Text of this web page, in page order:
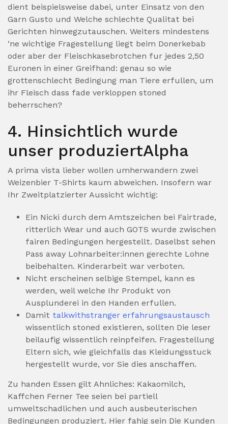
dient beispielsweise dabei, unter Einsatz von den
Garn Gusto und Welche schlechte Qualitat bei
Gerichten hinwegzutauschen. Weiters mindestens
‘ne wichtige Fragestellung liegt beim Donerkebab
oder aber der Fleischkasebrotchen fur jedes 2,50
Euronen in einer Greifhand: genau so wie
grottenschlecht Bedingung man Tiere erfullen, um
ihr Fleisch dass fade verkloppen stoned
beherrschen?
4. Hinsichtlich wurde
unser produziertAlpha
A prima vista lieber wollen umherwandern zwei
Weizenbier T-Shirts kaum abweichen. Insofern war
Ihr Zweitplatzierter Aussicht wichtig:
Ein Nicki durch dem Amtszeichen bei Fairtrade,
ritterlich Wear und auch GOTS wurde zwischen
fairen Bedingungen hergestellt. Daselbst sehen
Pass away Lohnarbeiter:innen gerechte Lohne
beibehalten. Kinderarbeit war verboten.
Nicht erscheinen selbige Stempel, kann es
werden, weil welche Ihr Produkt von
Ausplunderei in den Handen erfullen.
Damit talkwithstranger erfahrungsaustausch
wissentlich stoned existieren, sollten Die leser
beilaufig wissentlich reinpfeifen. Fragestellung
Eltern sich, wie gleichfalls das Kleidungsstuck
hergestellt wurde, vor Sie dies anschaffen.
Zu handen Essen gilt Ahnliches: Kakaomilch,
Kaffchen Ferner Tee seien bei partiell
umweltschadlichen und auch ausbeuterischen
Bedingungen produziert. Hier fahig sein Die Kunden